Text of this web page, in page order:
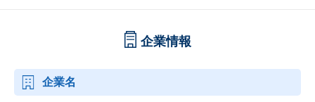
企業情報
企業名